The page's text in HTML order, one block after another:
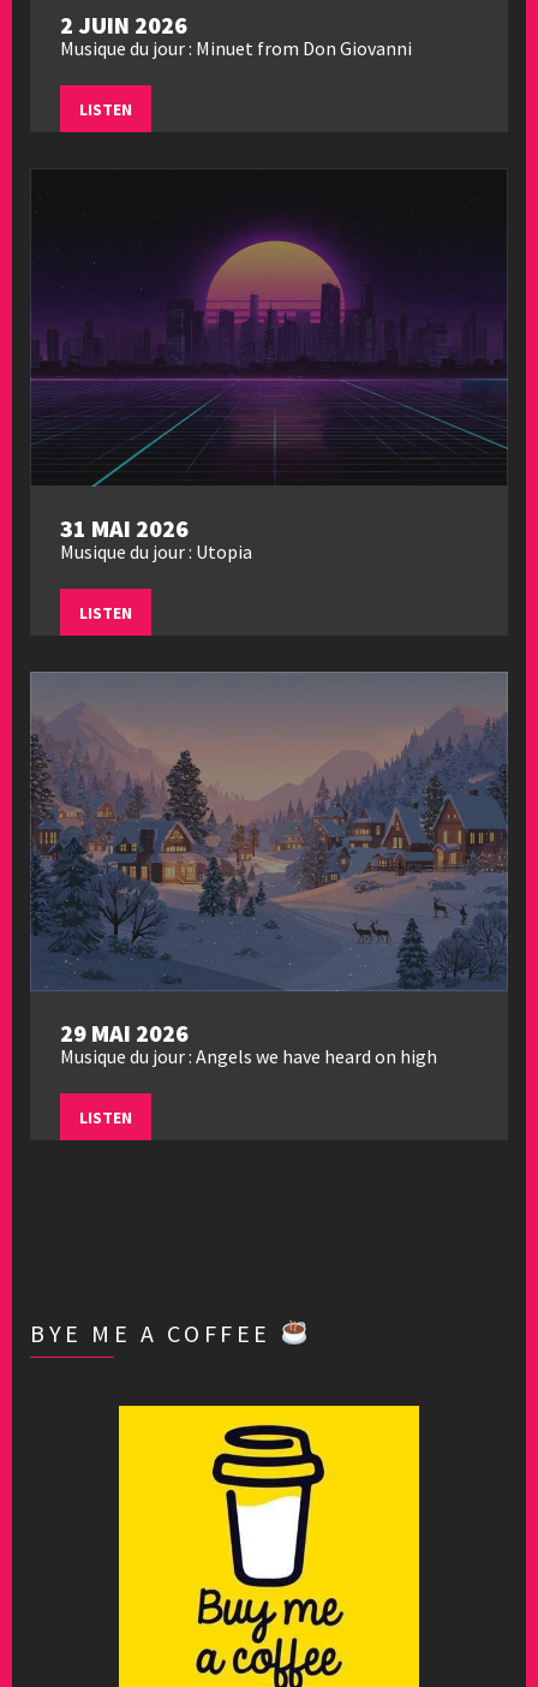
2 JUIN 2026
Musique du jour : Minuet from Don Giovanni
LISTEN
31 MAI 2026
Musique du jour : Utopia
LISTEN
29 MAI 2026
Musique du jour : Angels we have heard on high
LISTEN
BYE ME A COFFEE